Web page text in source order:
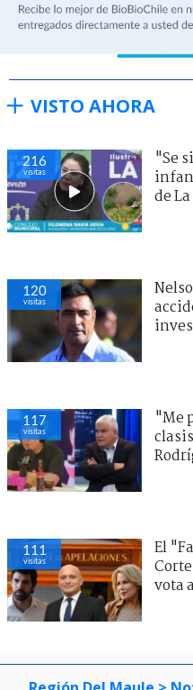
VISTO AHORA
216
visitas
"Se
de
120
visitas
117
visitas
"Me
111
visitas
El
vota